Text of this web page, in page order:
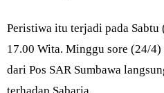
Peristiwa itu terjadi pada
17.00 Wita. Minggu sore (24/
dari Pos SAR Sumbawa